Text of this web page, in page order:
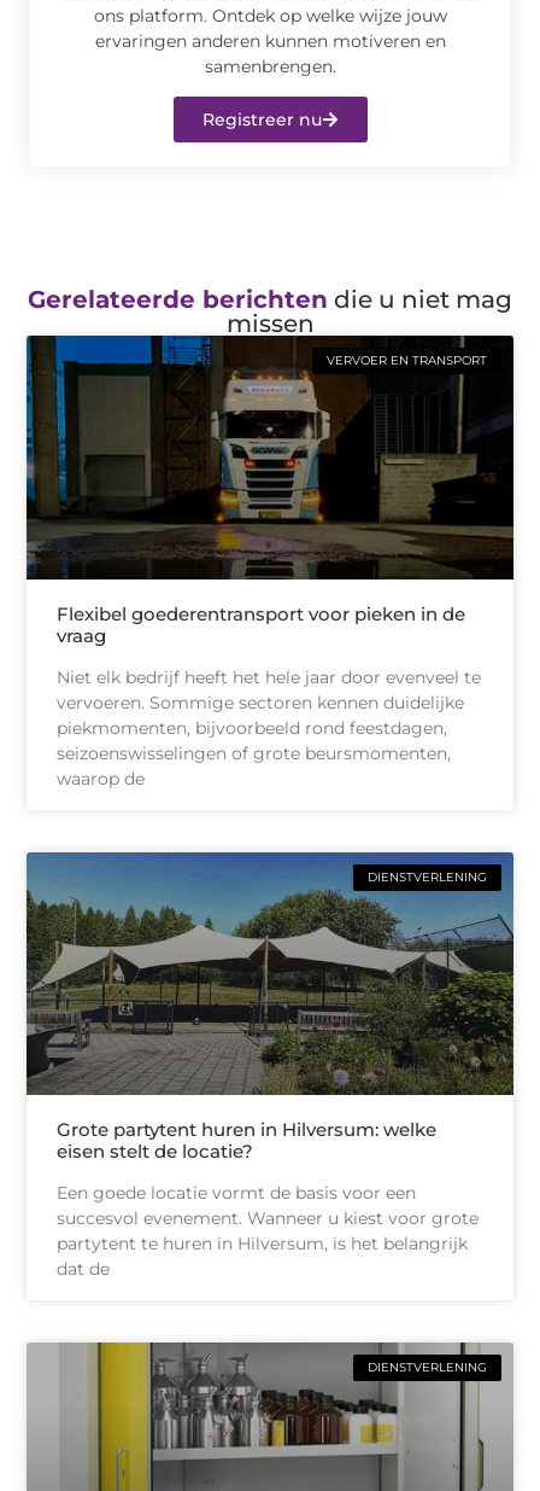
ons platform. Ontdek op welke wijze jouw
ervaringen anderen kunnen motiveren en
samenbrengen.
Registreer nu
Gerelateerde berichten die u niet mag
missen
VERVOER EN TRANSPORT
Flexibel goederentransport voor pieken in de
vraag
Niet elk bedrijf heeft het hele jaar door evenveel te
vervoeren. Sommige sectoren kennen duidelijke
piekmomenten, bijvoorbeeld rond feestdagen,
seizoenswisselingen of grote beursmomenten,
waarop de
DIENSTVERLENING
Grote partytent huren in Hilversum: welke
eisen stelt de locatie?
Een goede locatie vormt de basis voor een
succesvol evenement. Wanneer u kiest voor grote
partytent te huren in Hilversum, is het belangrijk
dat de
DIENSTVERLENING